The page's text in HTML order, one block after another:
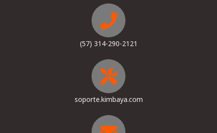
(57) 314-290-2121
soporte.kimbaya.com